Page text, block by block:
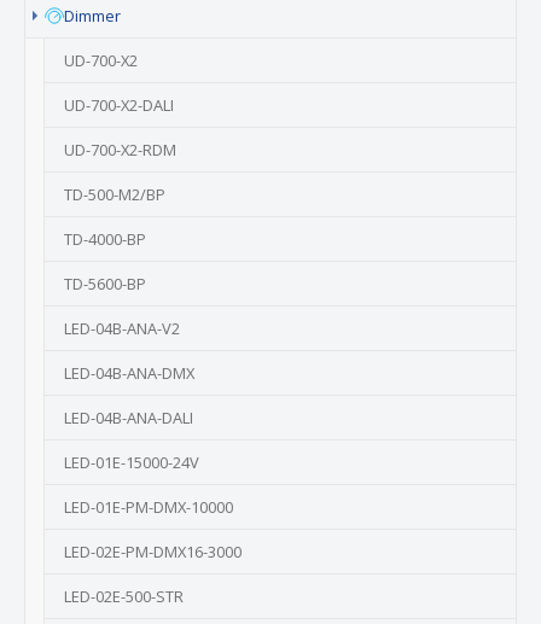
Dimmer
UD-700-X2
UD-700-X2-DALI
UD-700-X2-RDM
TD-500-M2/BP
TD-4000-BP
TD-5600-BP
LED-04B-ANA-V2
LED-04B-ANA-DMX
LED-04B-ANA-DALI
LED-01E-15000-24V
LED-01E-PM-DMX-10000
LED-02E-PM-DMX16-3000
LED-02E-500-STR